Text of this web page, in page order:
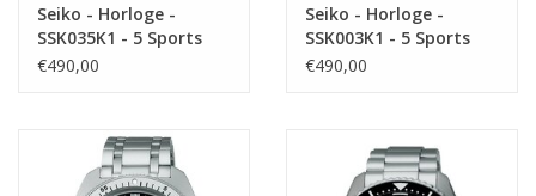
Seiko - Horloge -
SSK035K1 - 5 Sports
€490,00
Seiko - Horloge -
SSK003K1 - 5 Sports
€490,00